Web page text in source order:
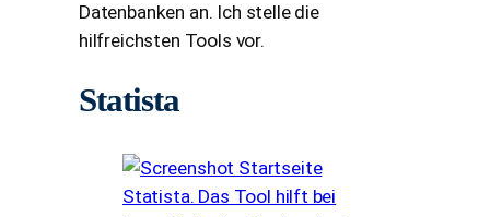
Datenbanken an. Ich stelle die
hilfreichsten Tools vor.
Statista